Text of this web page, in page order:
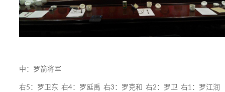
中：罗箭将军
右5：罗卫东 右4：罗延禹 右3：罗克和 右2：罗卫 右1：罗江润